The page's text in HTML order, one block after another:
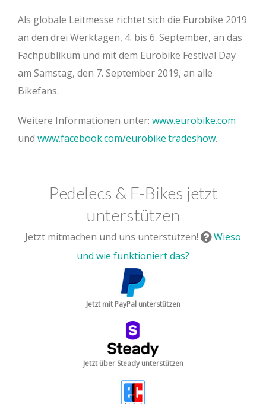
Als globale Leitmesse richtet sich die Eurobike 2019
an den drei Werktagen, 4. bis 6. September, an das
Fachpublikum und mit dem Eurobike Festival Day
am Samstag, den 7. September 2019, an alle
Bikefans.
Weitere Informationen unter: www.eurobike.com
und www.facebook.com/eurobike.tradeshow.
Pedelecs & E-Bikes jetzt
unterstützen
Jetzt mitmachen und uns unterstützen!
Wieso
und wie funktioniert das?
Jetzt mit PayPal unterstützen
Jetzt über Steady unterstützen